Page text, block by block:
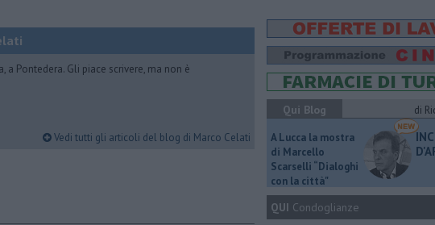
a Pontedera. Gli piace scrivere, ma non è
Vedi tutti gli articoli del blog di Marco Celati
Qui Blog
di
A Lucca la mostra
di Marcello
Scarselli “Dialoghi
con la città"
QUI Condoglianze